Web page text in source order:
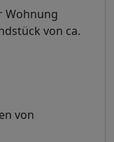
Wohnung
von ca.
von